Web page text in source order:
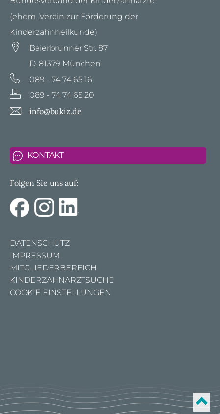
(ehem. Verein zur Förderung der
Kinderzahnheilkunde)
Baierbrunner Str. 87
D-81379 München
089 - 74 74 65 16
089 - 74 74 65 20
info@bukiz.de
KONTAKT
Folgen Sie uns auf:
DATENSCHUTZ
IMPRESSUM
MITGLIEDERBEREICH
KINDERZAHNARZTSUCHE
COOKIE EINSTELLUNGEN